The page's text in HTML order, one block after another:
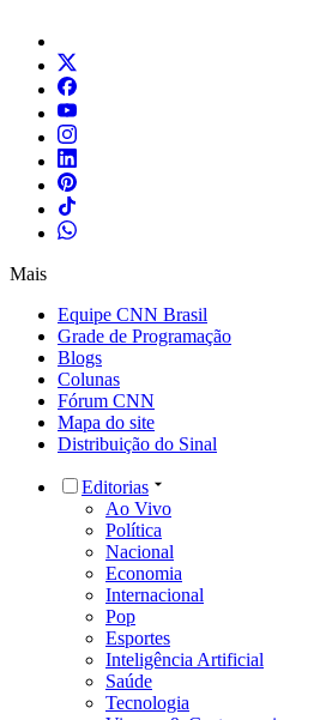
Mais
Equipe CNN Brasil
Grade de Programação
Blogs
Colunas
Fórum CNN
Mapa do site
Distribuição do Sinal
Editorias
Ao Vivo
Política
Nacional
Economia
Internacional
Pop
Esportes
Inteligência Artificial
Saúde
Tecnologia